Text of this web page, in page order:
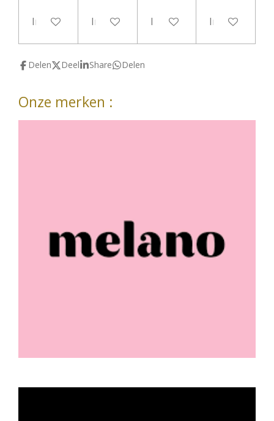
In winkelwagenIn winkelwagenIn winkelwagenIn
Delen Deel Share Delen
Onze merken :